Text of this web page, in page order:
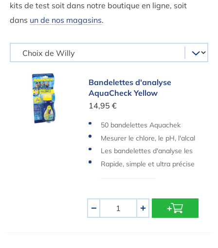
kits de test soit dans notre boutique en ligne, soit
dans un de nos magasins.
Bandelettes d'analyse AquaCheck Yellow
Bandelettes d'analyse
AquaCheck Yellow
14,95 €
50 bandelettes Aquachek
Mesurer le chlore, le pH, l'alcal
inité et l'acide cyanurique
Les bandelettes d'analyse les
plus utilisées au monde
Rapide, simple et ultra précise
+